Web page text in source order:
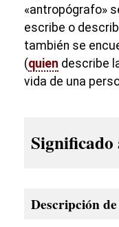
«antropógrafo»
escribe o
también se
(quien describe
vida de una
Descripción